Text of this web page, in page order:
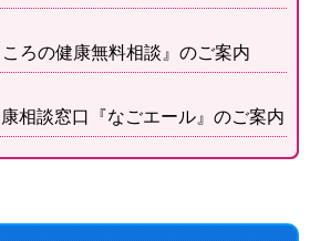
ろの健康無料相談』のご案内
相談窓口『なごエール』のご案内